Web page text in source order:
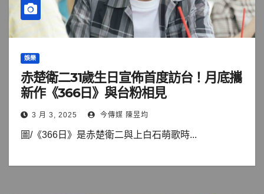
娛樂
赤楚衛二31歲生日宣佈首度訪台！月底攜
新作《366日》與台粉相見
3 月 3, 2025 今傳媒 陳昱均
圖/《366日》是赤楚衛二與上白石萌歌時...